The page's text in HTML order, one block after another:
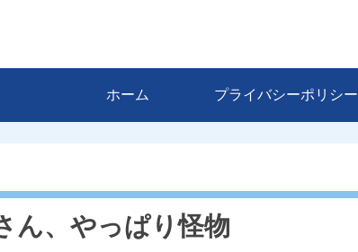
ホーム プライバシーポリシー
ん、やっぱり怪物